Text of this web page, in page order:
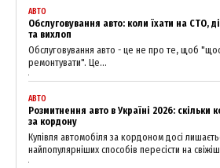
Magazine
АВТО
Обслуговування авто: коли їхати на СТО,
та вихлоп
Обслуговування авто - це не про те, щоб
ремонтувати". Це...
АВТО
Розмитнення авто в Україні 2026: скільки
за кордону
Купівля автомобіля за кордоном досі
найпопулярніших способів пересісти на